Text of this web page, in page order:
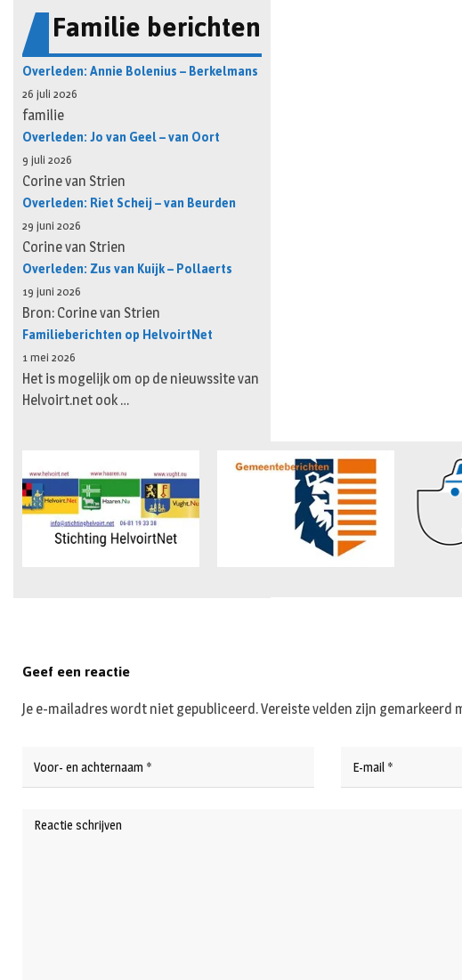
Familie berichten
Overleden: Annie Bolenius – Berkelmans
26 juli 2026
familie
Overleden: Jo van Geel – van Oort
9 juli 2026
Corine van Strien
Overleden: Riet Scheij – van Beurden
29 juni 2026
Corine van Strien
Overleden: Zus van Kuijk – Pollaerts
19 juni 2026
Bron: Corine van Strien
Familieberichten op HelvoirtNet
1 mei 2026
Het is mogelijk om op de nieuwssite van
Helvoirt.net ook …
Geef een reactie
Je e-mailadres wordt niet gepubliceerd.Vereiste velden zijn gemarkeerd